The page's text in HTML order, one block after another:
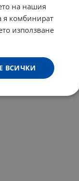
на нашия
я комбинират
използване
ВСИЧКИ